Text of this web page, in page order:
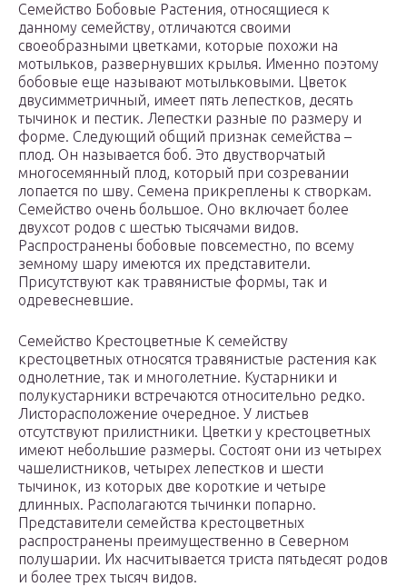
Семейство Бобовые Растения, относящиеся к
данному семейству, отличаются своими
своеобразными цветками, которые похожи на
мотыльков, развернувших крылья. Именно поэтому
бобовые еще называют мотыльковыми. Цветок
двусимметричный, имеет пять лепестков, десять
тычинок и пестик. Лепестки разные по размеру и
форме. Следующий общий признак семейства –
плод. Он называется боб. Это двустворчатый
многосемянный плод, который при созревании
лопается по шву. Семена прикреплены к створкам.
Семейство очень большое. Оно включает более
двухсот родов с шестью тысячами видов.
Распространены бобовые повсеместно, по всему
земному шару имеются их представители.
Присутствуют как травянистые формы, так и
одревесневшие.
Семейство Крестоцветные К семейству
крестоцветных относятся травянистые растения как
однолетние, так и многолетние. Кустарники и
полукустарники встречаются относительно редко.
Листорасположение очередное. У листьев
отсутствуют прилистники. Цветки у крестоцветных
имеют небольшие размеры. Состоят они из четырех
чашелистников, четырех лепестков и шести
тычинок, из которых две короткие и четыре
длинных. Располагаются тычинки попарно.
Представители семейства крестоцветных
распространены преимущественно в Северном
полушарии. Их насчитывается триста пятьдесят родов
и более трех тысяч видов.